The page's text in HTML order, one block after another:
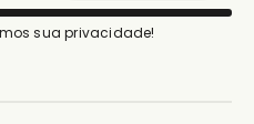
sua privacidade!